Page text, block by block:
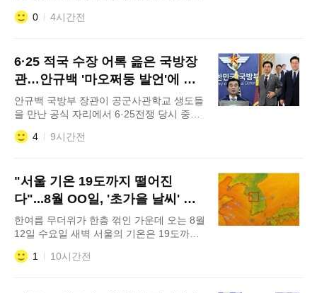
시위 영상이 재확산하며 누리꾼들의 갑론을
박이 벌어지고 있다. 당시 전장연이 유럽까
권은 이미 충분히 보장된 것 아니냐”는 취지
의 비판이 이어지고 있다. 9일 각종 온라인
커뮤니티와 사회관계망서비스(SNS)에서는
전장연이
0 4시간전
6·25 적국 수장 어록 읊은 국방장
관…안규백 '마오쩌둥 발언'에 자
질론
안규백 국방부 장관이 공군사관학교 생도들
을 만난 공식 자리에서 6·25전쟁 당시 중공
군의 참전을 결정했던 중국 마오쩌둥(모택
동)의 어록을 자신의 좌우명으로 소개해 거
식을 드러냈다는 비판이 쏟아지는 가운데 온
라인을 중심으로 장관의 자질과 이력을 둘러
싼 논란도 확대되고 있다. 사건의 발단은 안
장관이 공군사관학교를 방문해 진행
4 9시간전
"서울 기온 19도까지 떨어진
다"...8월 OO일, '초가을 날씨' 온
다
한여름 무더위가 한층 꺾인 가운데 오는 8월
12일 수요일 새벽 서울의 기온은 19도까지
떨어지며 서늘한 날씨를 보일 것으로 전망된
다. 글로벌 기상 시각화 앱 '윈디(Windy)'의 1 10시간전